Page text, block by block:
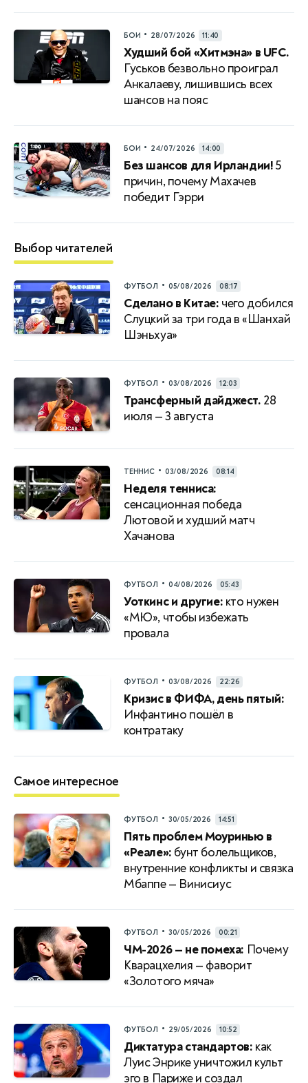
БОИ • 28/07/2026 11:40
Худший бой «Хитмэна» в UFC.
Гуськов безвольно проиграл
Анкалаеву, лишившись всех
шансов на пояс
БОИ • 24/07/2026 14:00
Без шансов для Ирландии!5
причин, почему Махачев
победит Гэрри
Выбор читателей
ФУТБОЛ • 05/08/2026 08:17
Сделано в Китае: чего добился
Слуцкий за три года в «Шанхай
Шэньхуа»
ФУТБОЛ • 03/08/2026 12:03
Трансферный дайджест. 28
июля — 3 августа
ТЕННИС • 03/08/2026 08:14
Неделя тенниса:
сенсационная победа
Лютовой и худший матч
Хачанова
ФУТБОЛ • 04/08/2026 05:43
Уоткинс и другие: кто нужен
«МЮ», чтобы избежать
провала
ФУТБОЛ • 03/08/2026 22:26
Кризис в ФИФА, день пятый:
Инфантино пошёл в
контратаку
Самое интересное
ФУТБОЛ • 30/05/2026 14:51
Пять проблем Моуринью в
«Реале»: бунт болельщиков,
внутренние конфликты и связка
Мбаппе — Винисиус
ФУТБОЛ • 30/05/2026 00:21
ЧМ-2026 — не помеха: Почему
Кварацхелия — фаворит
«Золотого мяча»
ФУТБОЛ • 29/05/2026 10:52
Диктатура стандартов: как
Луис Энрике уничтожил культ
эго в Париже и создал